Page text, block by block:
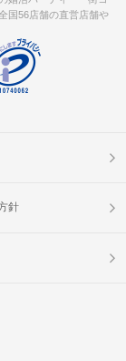
国56店舗の直営店舗や
針